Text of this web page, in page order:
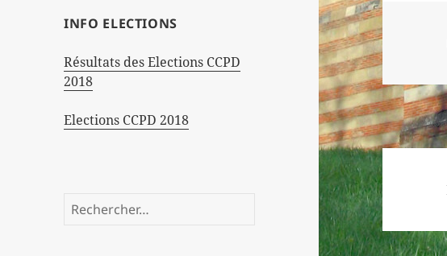
INFO ELECTIONS
Résultats des Elections CCPD
2018
Elections CCPD 2018
Rechercher :